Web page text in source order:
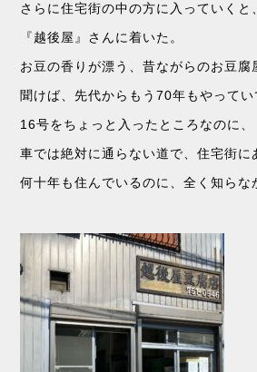
さらに住宅街の中の方に入っていくと
『越後屋』さんに着いた。
お豆の香りが漂う、昔ながらのお豆腐
聞けば、先代からもう70年もやってい
16号をちょっと入ったところなのに、
車では絶対に通らない道で、住宅街に
何十年も住んでいるのに、全く知らな